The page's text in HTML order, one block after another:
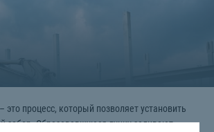
это процесс, который позволяет установить
забор. Образовавшуюся лунку заливают